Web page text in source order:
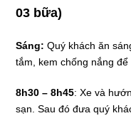
03 bữa)
Sáng: Quý khách ăn
tắm, kem chống nắng
8h30 – 8h45: Xe và
sạn. Sau đó đưa quý